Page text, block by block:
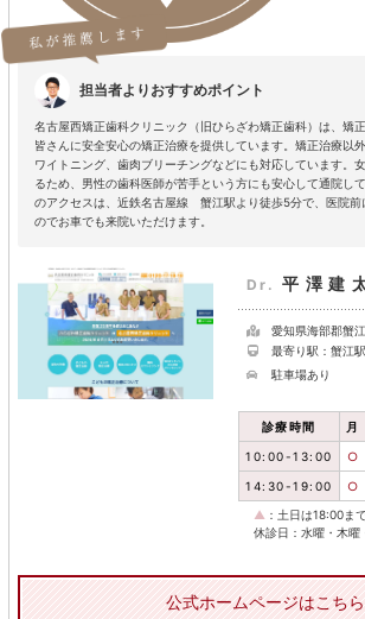
担当者よりおすすめポイント
名古屋西矯正歯科クリニック（旧ひらざわ矯正歯科）は、矯
皆さんに安全安心の矯正治療を提供しています。矯正治療以
ワイトニング、歯肉ブリーチングなどにも対応しています。
るため、男性の歯科医師が苦手という方にも安心して通院し
のアクセスは、近鉄名古屋線 蟹江駅より徒歩5分で、医院前
のでお車でも来院いただけます。
Dr. 平澤建
愛知県海部郡蟹
最寄り駅：蟹江駅
駐車場あり
診療時間 月
10:00-13:00 ○
14:30-19:00 ○
▲ ：土日は18:00ま
休診日：水曜・木曜
公式ホームページはこちら